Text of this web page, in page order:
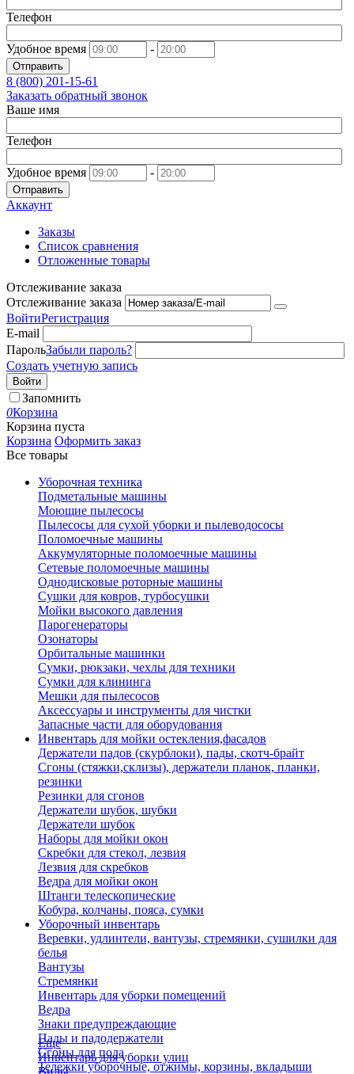
Телефон
Удобное время -
Отправить
8 (800) 201-15-61
Заказать обратный звонок
Ваше имя
Телефон
Удобное время -
Отправить
Аккаунт
Заказы
Список сравнения
Отложенные товары
Отслеживание заказа
Отслеживание заказа
ВойтиРегистрация
E-mail
ПарольЗабыли пароль?
Создать учетную запись
Войти
Запомнить
0Корзина
Корзина пуста
Корзина Оформить заказ
Все товары
Уборочная техника
Подметальные машины
Моющие пылесосы
Пылесосы для сухой уборки и пылеводососы
Поломоечные машины
Аккумуляторные поломоечные машины
Сетевые поломоечные машины
Однодисковые роторные машины
Сушки для ковров, турбосушки
Мойки высокого давления
Парогенераторы
Озонаторы
Орбитальные машинки
Сумки, рюкзаки, чехлы для техники
Сумки для клининга
Мешки для пылесосов
Аксессуары и инструменты для чистки
Запасные части для оборудования
Инвентарь для мойки остекления,фасадов
Держатели падов (скурблоки), пады, скотч-брайт
Сгоны (стяжки,склизы), держатели планок, планки,
резинки
Резинки для сгонов
Держатели шубок, шубки
Держатели шубок
Наборы для мойки окон
Скребки для стекол, лезвия
Лезвия для скребков
Ведра для мойки окон
Штанги телескопические
Кобура, колчаны, пояса, сумки
Уборочный инвентарь
Веревки, удлинтели, вантузы, стремянки, сушилки для
белья
Вантузы
Стремянки
Инвентарь для уборки помещений
Ведра
Знаки предупреждающие
Пады и падодержатели
Сгоны для пола
Тележки уборочные, отжимы, корзины, вкладыши
Еще
Инвентарь для уборки улиц
Вилы